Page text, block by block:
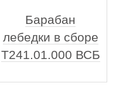
Барабан
лебедки в сборе
Т241.01.000 ВСБ